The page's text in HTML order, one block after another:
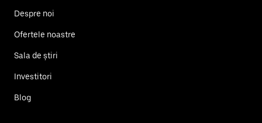
Despre noi
Ofertele noastre
Sala de știri
Investitori
Blog